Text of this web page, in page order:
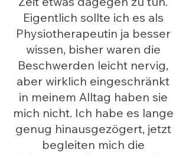
Eigentlich sollte ich es als
Physiotherapeutin ja besser
wissen, bisher waren die
Beschwerden leicht nervig,
aber wirklich eingeschränkt
in meinem Alltag haben sie
mich nicht. Ich habe es lange
genug hinausgezögert, jetzt
begleiten mich die